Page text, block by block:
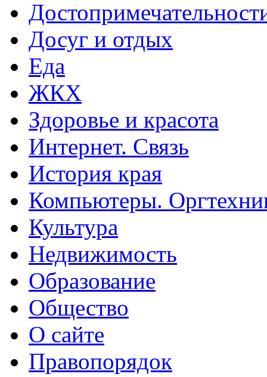
Досуг и отдых
Еда
ЖКХ
Здоровье и красота
Интернет. Связь
История края
Компьютеры.
Культура
Недвижимость
Образование
Общество
О сайте
Правопорядок